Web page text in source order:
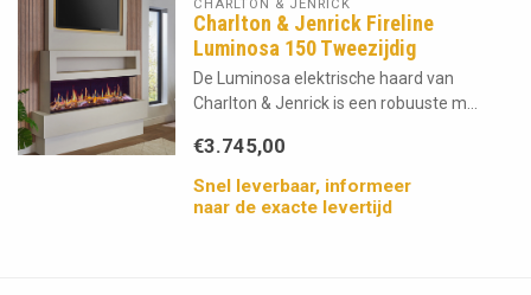
CHARLTON & JENRICK
Charlton & Jenrick Fireline
Luminosa 150 Tweezijdig
De Luminosa elektrische haard van
Charlton & Jenrick is een robuuste m...
€3.745,00
Snel leverbaar, informeer
naar de exacte levertijd